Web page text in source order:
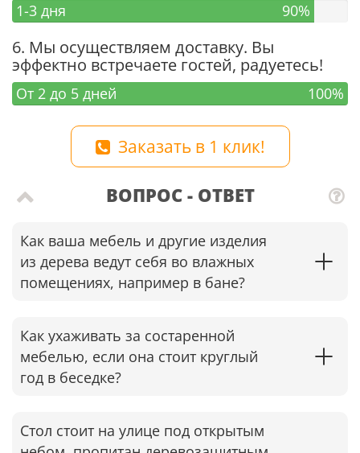
1-3 дня 90%
6. Мы осуществляем доставку. Вы
эффектно встречаете гостей, радуетесь!
От 2 до 5 дней 100%
Заказать в 1 клик!
ВОПРОС - ОТВЕТ
Как ваша мебель и другие изделия
из дерева ведут себя во влажных
помещениях, например в бане?
Как ухаживать за состаренной
мебелью, если она стоит круглый
год в беседке?​
Стол стоит на улице под открытым